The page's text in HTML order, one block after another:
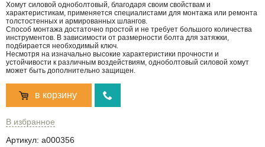
Хомут силовой одноболтовый, благодаря своим свойствам и
характеристикам, применяется специалистами для монтажа или ремонта
толстостенных и армированных шлангов.
Способ монтажа достаточно простой и не требует большого количества
инструментов. В зависимости от размерности болта для затяжки,
подбирается необходимый ключ.
Несмотря на изначально высокие характеристики прочности и
устойчивости к различным воздействиям, одноболтовый силовой хомут
может быть дополнительно защищен.
в корзину
В избранное
Артикул: a000356